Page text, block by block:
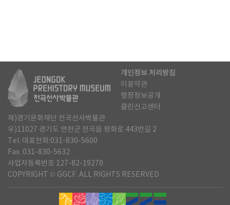
개인정보 처리방침
이용약관
행정정보공개
클린신고센터
재)경기문화재단 전곡선사박물관
우)11027 경기도 연천군 전곡읍 평화로 443번길 2
Tel. 대표전화:031-830-5600
Fax. 031-830-5632
사업자등록번호 127-82-19270
COPYRIGHT © GGCF. ALL RIGHTS RESERVED